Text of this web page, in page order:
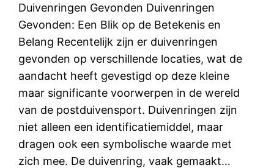
Duivenringen Gevonden Duivenringen
Gevonden: Een Blik op de Betekenis en
Belang Recentelijk zijn er duivenringen
gevonden op verschillende locaties, wat de
aandacht heeft gevestigd op deze kleine
maar significante voorwerpen in de wereld
van de postduivensport. Duivenringen zijn
niet alleen een identificatiemiddel, maar
dragen ook een symbolische waarde met
zich mee. De duivenring, vaak gemaakt…